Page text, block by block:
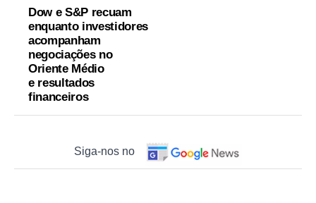
Dow e S&P recuam
enquanto investidores
acompanham
negociações no
Oriente Médio
e resultados
financeiros
Siga-nos no